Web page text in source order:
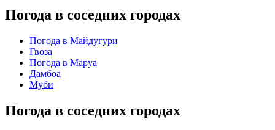
Погода в соседних городах
Погода в Майдугури
Гвоза
Погода в Маруа
Дамбоа
Муби
Погода в соседних городах